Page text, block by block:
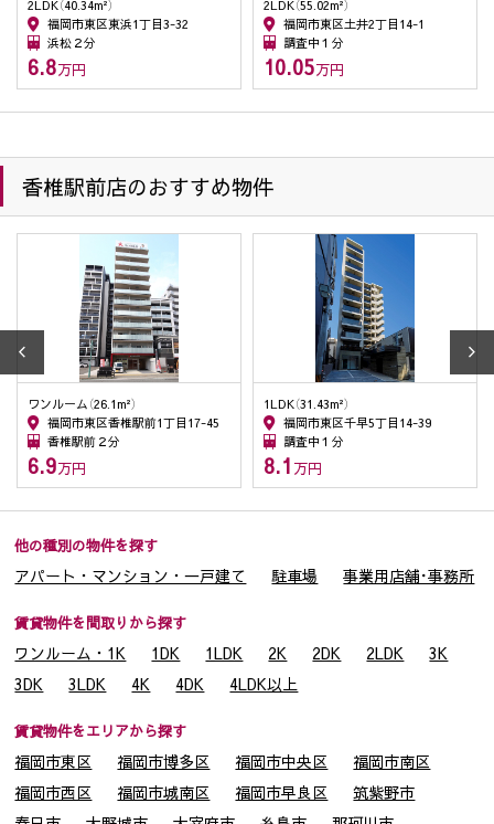
絡・業務依頼・業務に関連する情報提供のために使用しま
す。
(9) 入社希望者の個人情報は入社希望者への情報提供、連絡・
採用業務管理のため、入社後は従業員の人事管理の目的の
２．個人情報の委託
当社は、1項(1)～(9)の利用目的・業務を履行する為、外部業者
に委託することがあります。この場合、契約等で個人情報の安
全管理に努めます。
３．個人情報の第三者提供
当社が保有する個人情報については、上記1.の利用目的達成の
為に、不動産情報、お名前、ご住所等の所要項目に付いては、
書面、郵便物、電話、電子メール、広告媒体等により、次の第
三者に提供される場合がございます。尚、ご本人からの申し出
がありましたら、提供を停止致します。又、第三者への提供に
あたっては、機密保持のために必要な措置を講じます。第三者
への個人情報の提供は、停止請求ができますが、契約履行上、
管理上の支障が生じることがあります。
(1) 取引の相手方となる者または見込者。あるいは取引の相手
方となるもの又は見込者から委託を受けた賃貸運営会社等。
(2) 他の宅建・不動産管理業者。
(3) 建物の所有者、貸主、又は、建物所有者から委託を受けた
(4) 賃料収納に関する大分銀行などの金融機関等
(5) 賃料債務保証に関わる家賃保証会社
４．個人情報を共同利用する場合
当社は下記のとおりお客様の個人情報を共同利用いたします。
なお、共同利用させていただくにあたっては、公正競争の確保
に十分配慮いたします。
2LDK（40.34m²）
福岡市東区東浜1丁目3-32
浜松２分
6.8万円
2LDK（55.02m²）
福岡市東区土井2丁目14-1
調査中１分
10.05万円
香椎駅前店のおすすめ物件
ワンルーム（26.1m²）
福岡市東区香椎駅前1丁目17-45
香椎駅前２分
6.9万円
1LDK（31.43m²）
福岡市東区千早5丁目14-39
調査中１分
8.1 万円
他の種別の物件を探す
アパート・マンション・一戸建て 駐車場 事業用店舗･事務所
賃貸物件を間取りから探す
ワンルーム・1K 1DK 1LDK 2K 2DK 2LDK
3K
3DK
3LDK 4K 4DK 4LDK以上
賃貸物件をエリアから探す
福岡市東区 福岡市博多区 福岡市中央区
福岡市南区
福岡市西区
福岡市城南区 福岡市早良区
筑紫野市